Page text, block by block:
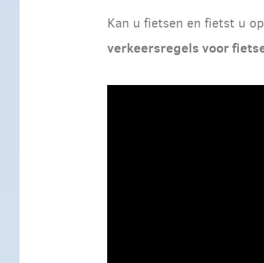
Kan u fietsen en fietst u
verkeersregels voor